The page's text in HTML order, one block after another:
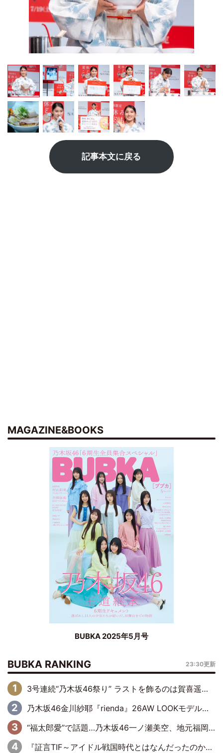
記事本文に戻る
MAGAZINE&BOOKS
BUBKA 2025年5月号
BUBKA RANKING 23:30更新
3号連続“乃木坂46祭り” ラストを飾るのは賀喜遥香…5年ぶりの登場に「5年分大人になった私を見ていただけたら」
乃木坂46金川紗耶『rienda』26AW LOOKモデルに就任
“福太郎愛”で話題…乃木坂46一ノ瀬美空、地元福岡『めんべい25周年トップサポーター』に就任
『証言TIF～アイドル戦国時代とはなんだったのか～』第6回：でんぱ組.inc・古川未鈴×相沢梨紗「『ハロプロやりたかったな』って言ったら、夢眠ねむさんに『てめえはでんぱ組．incなんだよ！』って肩パンされて(笑)」